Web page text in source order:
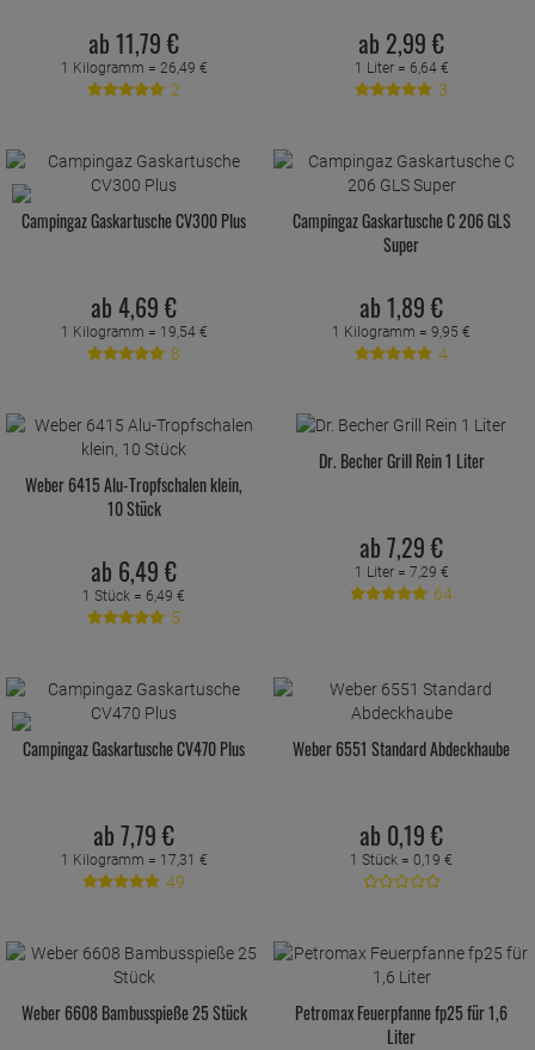
ab 11,79 €
1 Kilogramm = 26,49 €
2
ab 2,99 €
1 Liter = 6,64 €
3
Campingaz Gaskartusche CV300 Plus
ab 4,69 €
1 Kilogramm = 19,54 €
8
Campingaz Gaskartusche C 206 GLS
Super
ab 1,89 €
1 Kilogramm = 9,95 €
4
Weber 6415 Alu-Tropfschalen klein,
10 Stück
ab 6,49 €
1 Stück = 6,49 €
5
Dr. Becher Grill Rein 1 Liter
ab 7,29 €
1 Liter = 7,29 €
64
Campingaz Gaskartusche CV470 Plus
ab 7,79 €
1 Kilogramm = 17,31 €
49
Weber 6551 Standard Abdeckhaube
ab 0,19 €
1 Stück = 0,19 €
Weber 6608 Bambusspieße 25 Stück
Petromax Feuerpfanne fp25 für 1,6
Liter